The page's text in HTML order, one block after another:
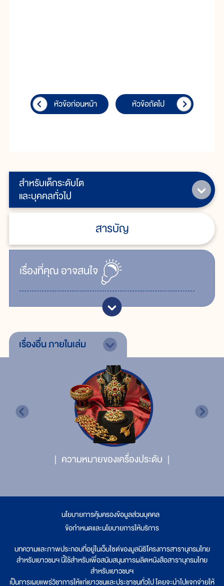
สำหรับเด็กระดับโต
และบุคคลทั่วไป
สารบัญ
เรื่ิองที่คุณอาจสนใจ
หัวข้อก่อนหน้า หัวข้อถัดไป
เรื่องอื่นภายในเล่ม
ความหมายของเครื่องประดับ
นโยบายการคุ้มครองข้อมูลส่วนบุคคล
ข้อกำหนดและนโยบายการให้บริการ
บทความและภาพประกอบที่อยู่ในเว็บไซต์ของมูลนิธิโครงการสารานุกรมไทย
สำหรับเยาวชนฯ นี้ใช้สำหรับเพื่อสนับสนุนการผลิตหนังสือสารานุกรมไทย
สำหรับเยาวชนฯ
เป็นการเผยแพร่วิชาการให้แก่เยาวชนและประชาชนทั่วไป โดยจะนำไปแจกจ่ายให้